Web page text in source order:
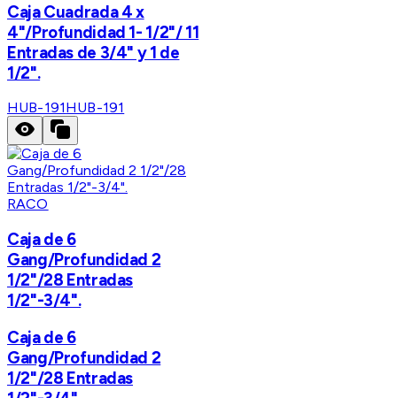
Caja Cuadrada 4 x
4"/Profundidad 1- 1/2"/ 11
Entradas de 3/4" y 1 de
1/2".
HUB-191HUB-191
RACO
Caja de 6
Gang/Profundidad 2
1/2"/28 Entradas
1/2"-3/4".
Caja de 6
Gang/Profundidad 2
1/2"/28 Entradas